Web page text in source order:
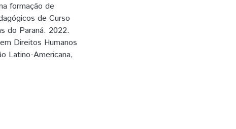
formação de
de Curso
do Paraná. 2022.
Direitos Humanos
Latino-Americana,